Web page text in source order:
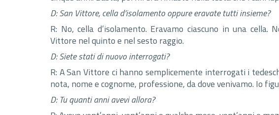
D: San Vittore, cella d’isolamento oppure eravate tutti insieme?
R: No, cella d’isolamento. Eravamo ciascuno in una cella.
Vittore nel quinto e nel sesto raggio.
D: Siete stati di nuovo interrogati?
R: A San Vittore ci hanno semplicemente interrogati i
nota, nome e cognome, professione, da dove venivamo. Io
D: Tu quanti anni avevi allora?